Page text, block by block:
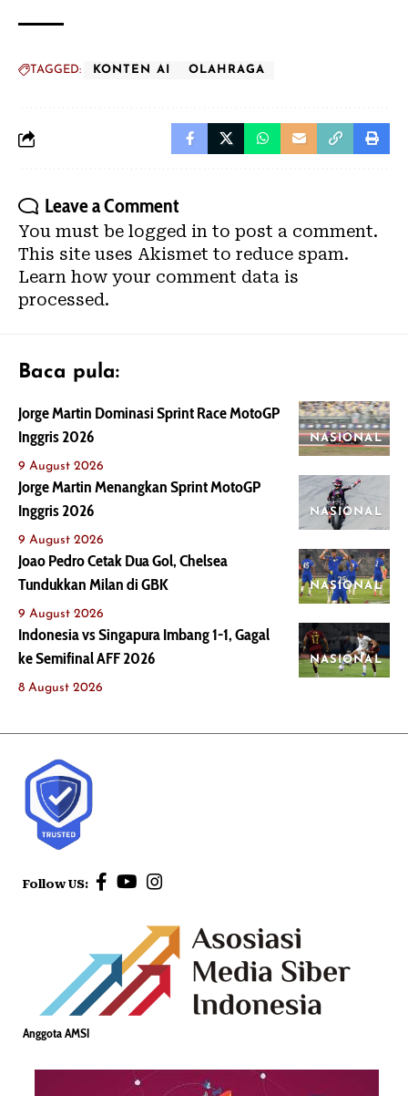
TAGGED: KONTEN AI OLAHRAGA
Leave a Comment
You must be logged in to post a comment.
This site uses Akismet to reduce spam.
Learn how your comment data is
processed.
Baca pula:
NASIONAL
Jorge Martin Dominasi Sprint Race MotoGP
Inggris 2026
9 August 2026
NASIONAL
Jorge Martin Menangkan Sprint MotoGP
Inggris 2026
9 August 2026
NASIONAL
Joao Pedro Cetak Dua Gol, Chelsea
Tundukkan Milan di GBK
9 August 2026
NASIONAL
Indonesia vs Singapura Imbang 1-1, Gagal
ke Semifinal AFF 2026
8 August 2026
Follow US:
Anggota AMSI